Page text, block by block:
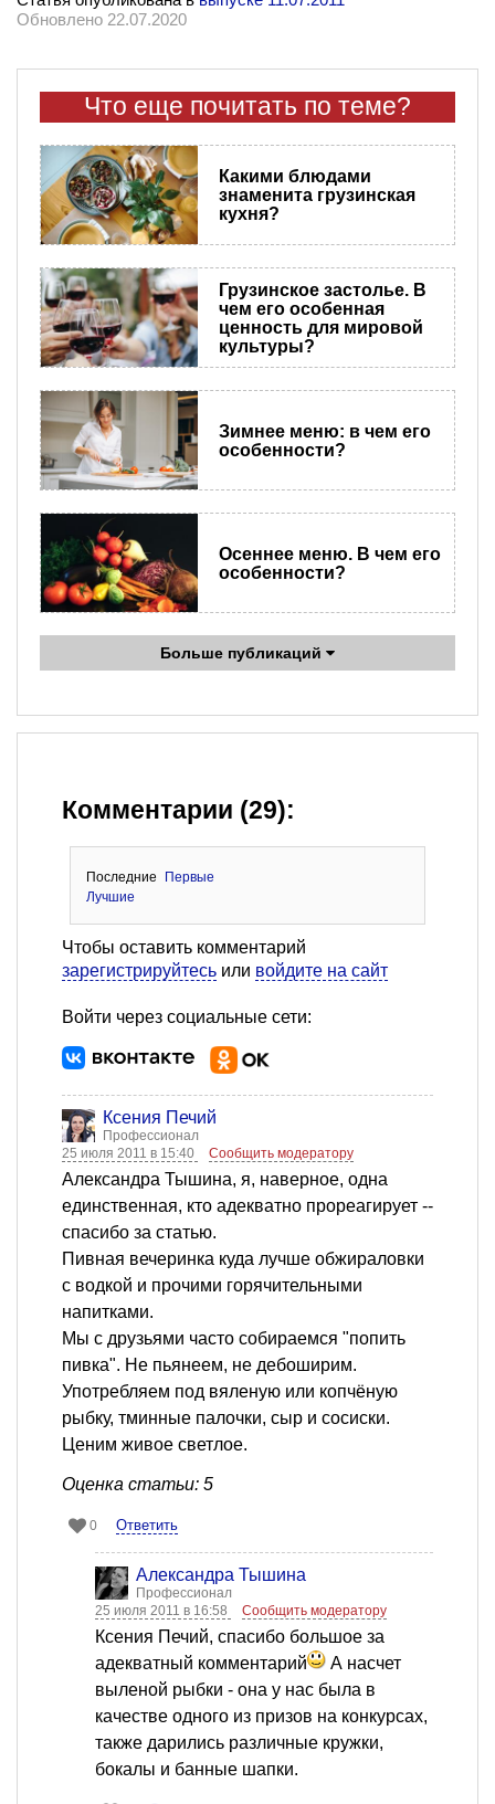
Обновлено 22.07.2020
Что еще почитать по теме?
Какими блюдами
знаменита грузинская
кухня?
Грузинское застолье. В
чем его особенная
ценность для мировой
культуры?
Зимнее меню: в чем его
особенности?
Осеннее меню. В чем его
особенности?
Больше публикаций
Комментарии (29):
Последние
Первые
Лучшие
Чтобы оставить комментарий
зарегистрируйтесь или войдите на сайт
Войти через социальные сети:
Ксения Печий
Профессионал
25 июля 2011 в 15:40
Сообщить модератору
Александра Тышина, я, наверное, одна
единственная, кто адекватно прореагирует --
спасибо за статью.
Пивная вечеринка куда лучше обжираловки
с водкой и прочими горячительными
напитками.
Мы с друзьями часто собираемся "попить
пивка". Не пьянеем, не дебоширим.
Употребляем под вяленую или копчёную
рыбку, тминные палочки, сыр и сосиски.
Ценим живое светлое.
Оценка статьи: 5
0 Ответить
Александра Тышина
Профессионал
25 июля 2011 в 16:58
Сообщить модератору
Ксения Печий, спасибо большое за
адекватный комментарий
А насчет
выленой рыбки - она у нас была в
качестве одного из призов на конкурсах,
также дарились различные кружки,
бокалы и банные шапки.